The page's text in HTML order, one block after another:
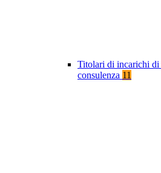
Titolari di incarichi di
consulenza 11